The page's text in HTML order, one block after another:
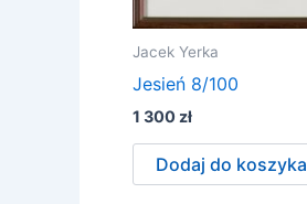
Jacek Yerka
Jesień 8/100
1 300 zł
Dodaj do koszyka